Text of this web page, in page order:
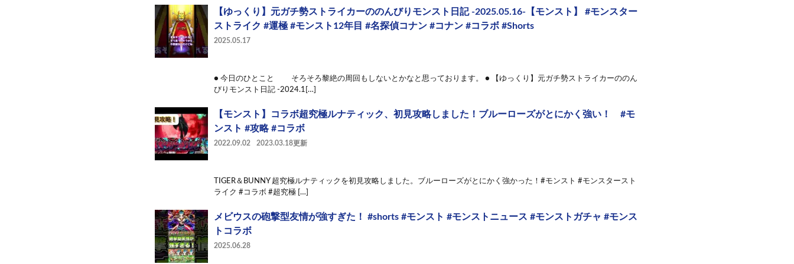
【ゆっくり】元ガチ勢ストライカーののんびりモンスト日記 -2025.05.16-【モンスト】 #モンスター
ストライク #運極 #モンスト12年目 #名探偵コナン #コナン #コラボ #Shorts
2025.05.17
● 今日のひとこと そろそろ黎絶の周回もしないとかなと思っております。 ● 【ゆっくり】元ガチ勢ストライカーののん
びりモンスト日記 -2024.1[…]
【モンスト】コラボ超究極ルナティック、初見攻略しました！ブルーローズがとにかく強い！ #モ
ンスト #攻略 #コラボ
2022.09.02 2023.03.18更新
TIGER＆BUNNY 超究極ルナティックを初見攻略しました。ブルーローズがとにかく強かった！#モンスト #モンスタースト
ライク #コラボ #超究極 […]
メビウスの砲撃型友情が強すぎた！ #shorts #モンスト #モンストニュース #モンストガチャ #モンス
トコラボ
2025.06.28